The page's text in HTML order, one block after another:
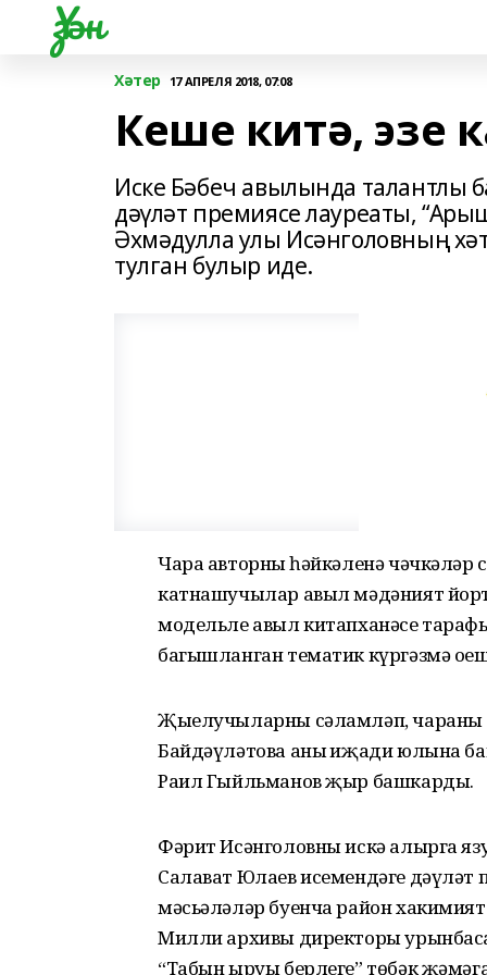
Үзән
Хәтер 17 АПРЕЛЯ 2018, 07:08
Кеше китә, эзе
Иске Бәбеч авылында талантлы
дәүләт премиясе лауреаты,
Әхмәдулла улы Исәнголовның
тулган булыр иде.
Чара авторның һәйкәленә
катнашучылар авыл мәдәният
модельле авыл китапханәсе
багышланган тематик күргәзмә
Җыелучыларны сәламләп, чараны
Бай­дәүләтова аның иҗади юлына
Раил Гыйльманов җыр башкарды.
Фәрит Исәнголовны искә алырга
Салават Юлаев исемендәге дәүләт
мәсьәләләр буенча район
Милли архивы директоры
“Табын ыруы берлеге” төбәк